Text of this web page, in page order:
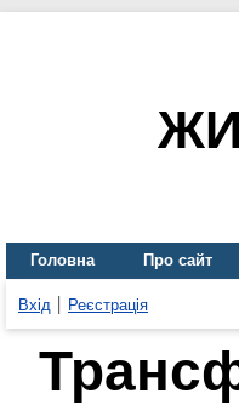
Головна Про сайт
Вхід Реєстрація